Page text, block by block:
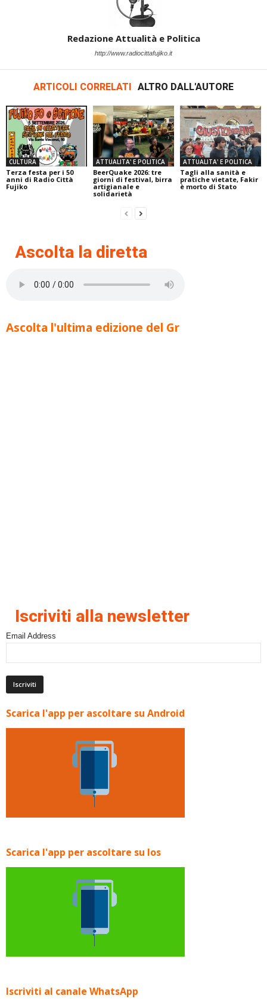
Redazione Attualità e Politica
http://www.radiocittafujiko.it
ARTICOLI CORRELATI ALTRO DALL'AUTORE
CULTURA
Terza festa per i 50
anni di Radio Città
Fujiko
ATTUALITA' E POLITICA
BeerQuake 2026: tre
giorni di festival, birra
artigianale e
solidarietà
ATTUALITA' E POLITICA
Tagli alla sanità e
pratiche vietate, Fakir
è morto di Stato
Ascolta la diretta
Ascolta l'ultima edizione del Gr
Iscriviti alla newsletter
Email Address
Scarica l'app per ascoltare su Android
Scarica l'app per ascoltare su Ios
Iscriviti al canale WhatsApp